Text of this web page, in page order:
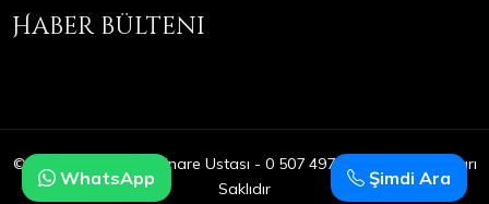
Haber bülteni
© Copyright 2025 | Minare Ustası - 0 507 497 05 09 | Tüm Hakları
Saklıdır
Şimdi Ara
WhatsApp